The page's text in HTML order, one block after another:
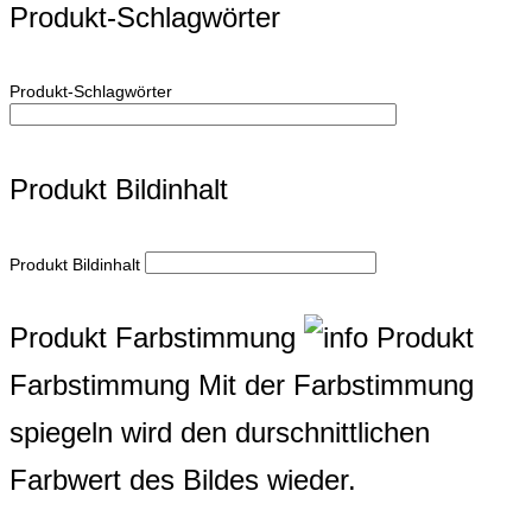
Produkt-Schlagwörter
Produkt-Schlagwörter
Produkt Bildinhalt
Produkt Bildinhalt
Produkt Farbstimmung
Produkt
Farbstimmung Mit der Farbstimmung
spiegeln wird den durschnittlichen
Farbwert des Bildes wieder.